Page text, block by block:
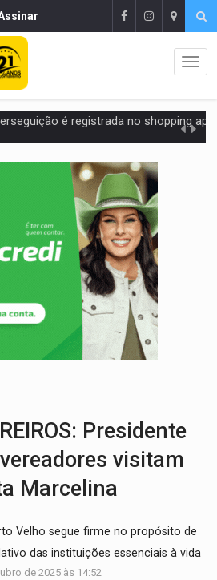
Apostas online começam a afetar produtividade e rotina
Plantar árvores não será mais suficiente para
Cientistas alertam para possível base secreta no satélite
COM PEUGEOT: Incêndio destrói carro que era rebocado para oficina
é filmado furtando moto na frente do bar
Iniciativa Amazônia+10 lança chamada para fortalecer
Brasil tem grandes reservas de urânio, mas produz pouco e
capturada na fábrica da Coca-Cola é
Presidente
visitam
Marcelina
Velho segue firme no propósito de
das instituições essenciais à vida
de 2025 às 14:52